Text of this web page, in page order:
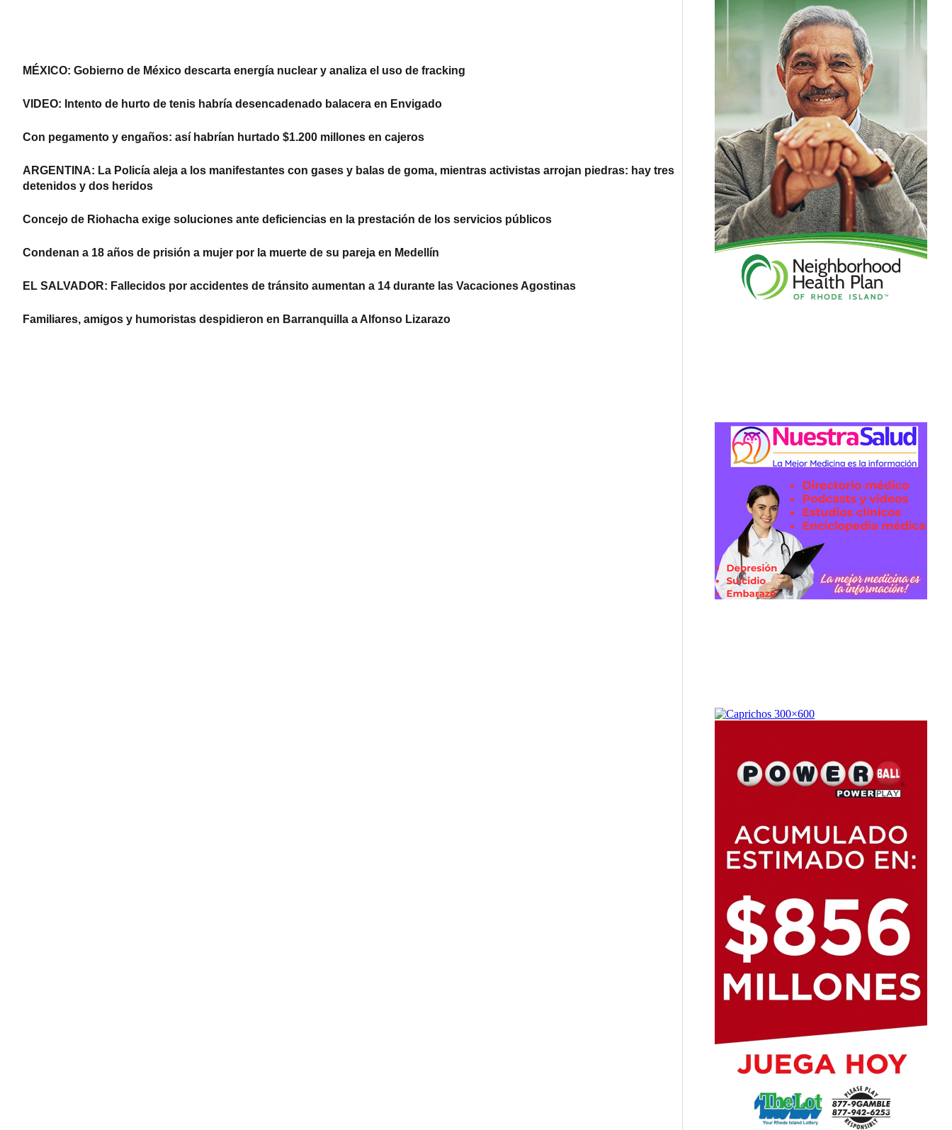
MÉXICO: Gobierno de México descarta energía nuclear y analiza el uso de fracking
VIDEO: Intento de hurto de tenis habría desencadenado balacera en Envigado
Con pegamento y engaños: así habrían hurtado $1.200 millones en cajeros
ARGENTINA: La Policía aleja a los manifestantes con gases y balas de goma, mientras activistas arrojan piedras: hay tres
detenidos y dos heridos
Concejo de Riohacha exige soluciones ante deficiencias en la prestación de los servicios públicos
Condenan a 18 años de prisión a mujer por la muerte de su pareja en Medellín
EL SALVADOR: Fallecidos por accidentes de tránsito aumentan a 14 durante las Vacaciones Agostinas
Familiares, amigos y humoristas despidieron en Barranquilla a Alfonso Lizarazo